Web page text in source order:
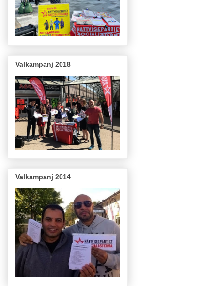
Valkampanj 2018
Valkampanj 2014